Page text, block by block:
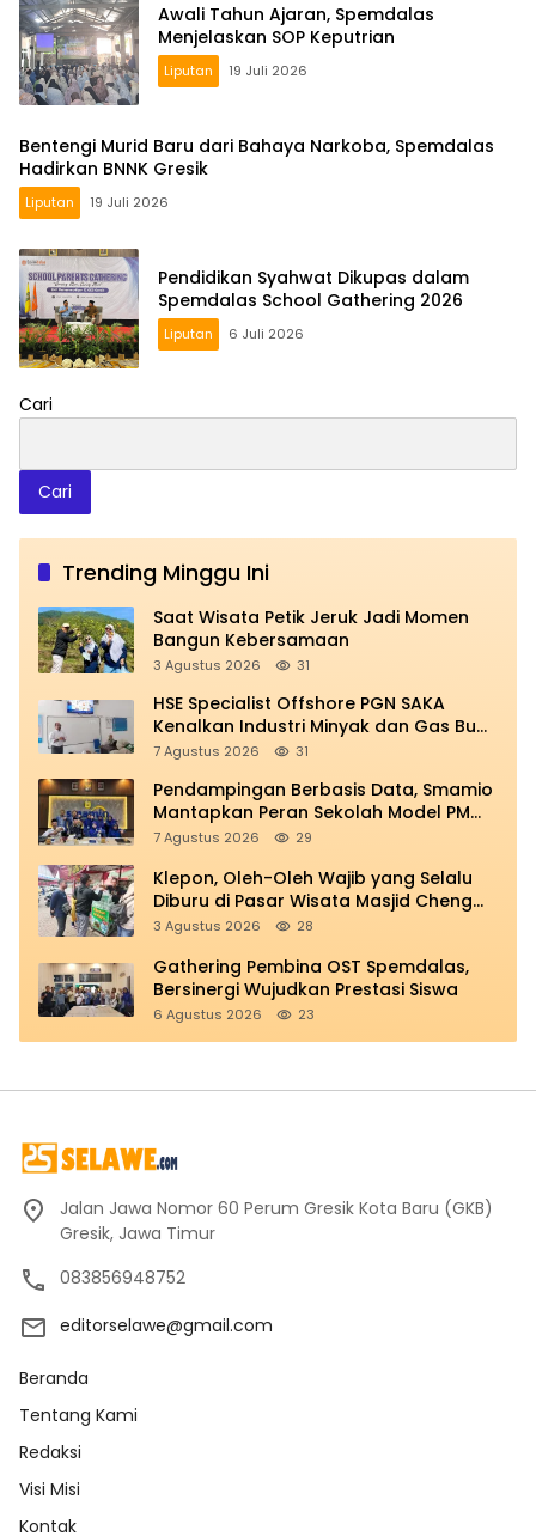
Awali Tahun Ajaran, Spemdalas
Menjelaskan SOP Keputrian
Liputan 19 Juli 2026
Bentengi Murid Baru dari Bahaya Narkoba, Spemdalas
Hadirkan BNNK Gresik
Liputan 19 Juli 2026
Pendidikan Syahwat Dikupas dalam
Spemdalas School Gathering 2026
Liputan 6 Juli 2026
Cari
Cari
Trending Minggu Ini
Saat Wisata Petik Jeruk Jadi Momen
Bangun Kebersamaan
3 Agustus 2026 31
HSE Specialist Offshore PGN SAKA
Kenalkan Industri Minyak dan Gas Bumi
di Spemdalas
7 Agustus 2026 31
Pendampingan Berbasis Data, Smamio
Mantapkan Peran Sekolah Model PM
dan KKA
7 Agustus 2026 29
Klepon, Oleh-Oleh Wajib yang Selalu
Diburu di Pasar Wisata Masjid Cheng
Hoo
3 Agustus 2026 28
Gathering Pembina OST Spemdalas,
Bersinergi Wujudkan Prestasi Siswa
6 Agustus 2026 23
Jalan Jawa Nomor 60 Perum Gresik Kota Baru (GKB)
Gresik, Jawa Timur
083856948752
editorselawe@gmail.com
Beranda
Tentang Kami
Redaksi
Visi Misi
Kontak